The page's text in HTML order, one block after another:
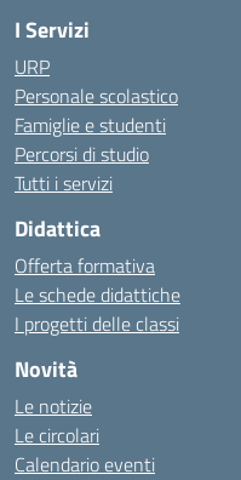
I Servizi
URP
Personale scolastico
Famiglie e studenti
Percorsi di studio
Tutti i servizi
Didattica
Offerta formativa
Le schede didattiche
I progetti delle classi
Novità
Le notizie
Le circolari
Calendario eventi